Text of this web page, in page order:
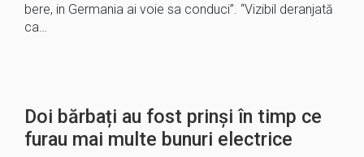
bere, in Germania ai voie sa conduci”. “Vizibil deranjată
ca…
Doi bărbați au fost prinși în timp ce
furau mai multe bunuri electrice